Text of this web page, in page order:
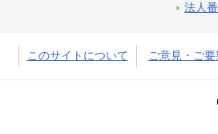
法人
このサイトについて ご意見・ご要